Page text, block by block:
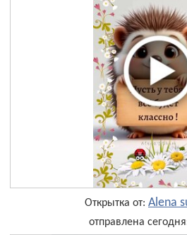
Открытка от: Alena
отправлена